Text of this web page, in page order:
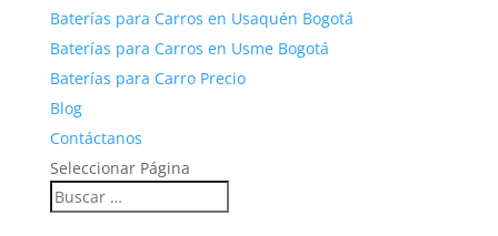
Baterías para Carros en Usaquén Bogotá
Baterías para Carros en Usme Bogotá
Baterías para Carro Precio
Blog
Contáctanos
Seleccionar Página